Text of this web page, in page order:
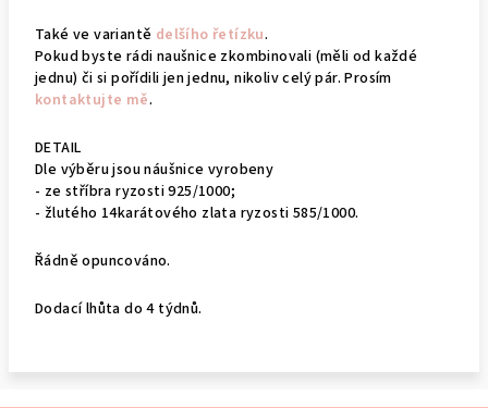
Také ve variantě delšího řetízku.
Pokud byste rádi naušnice zkombinovali (měli od každé
jednu) či si pořídili jen jednu, nikoliv celý pár. Prosím
kontaktujte mě.
DETAIL
Dle výběru jsou náušnice vyrobeny
- ze stříbra ryzosti 925/1000;
- žlutého 14karátového zlata ryzosti 585/1000.
Řádně opuncováno.
Dodací lhůta do 4 týdnů.